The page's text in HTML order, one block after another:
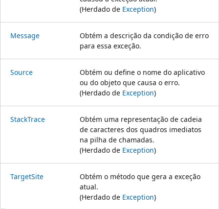
(Herdado de Exception)
Message
Obtém a descrição da condição de erro
para essa exceção.
Source
Obtém ou define o nome do aplicativo
ou do objeto que causa o erro.
(Herdado de Exception)
StackTrace
Obtém uma representação de cadeia
de caracteres dos quadros imediatos
na pilha de chamadas.
(Herdado de Exception)
TargetSite
Obtém o método que gera a exceção
atual.
(Herdado de Exception)